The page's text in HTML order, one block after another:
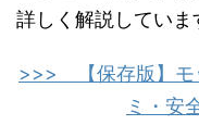
詳しく解説していま
>>> 【保存版】モ
ミ・安